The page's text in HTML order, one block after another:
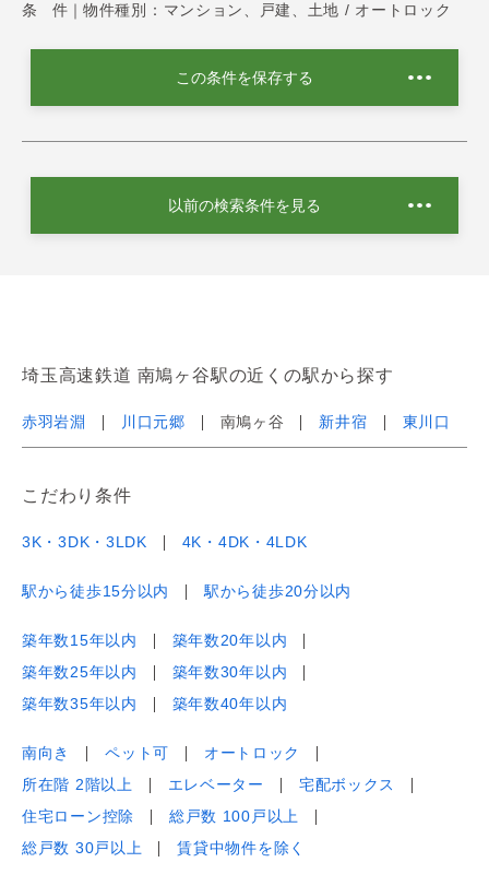
条 件｜ 物件種別：マンション、戸建、土地 / オートロック
この条件を保存する
以前の検索条件を見る
埼玉高速鉄道 南鳩ヶ谷駅の近くの駅から探す
赤羽岩淵 川口元郷 南鳩ヶ谷 新井宿 東川口
こだわり条件
3K・3DK・3LDK 4K・4DK・4LDK
駅から徒歩15分以内 駅から徒歩20分以内
築年数15年以内
築年数20年以内
築年数25年以内
築年数30年以内
築年数35年以内
築年数40年以内
南向き ペット可
オートロック
所在階 2階以上
エレベーター
宅配ボックス
住宅ローン控除
総戸数 100戸以上
総戸数 30戸以上
賃貸中物件を除く